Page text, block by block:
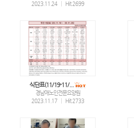
2023.11.24
Hit 2699
식단표(11/19-11/...
경남애노인전문요양원
2023.11.17
Hit 2733